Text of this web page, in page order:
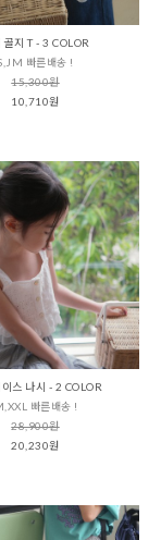
골지 T - 3 COLOR
빠른배송 !
15,300원
10,710원
이스 나시 - 2 COLOR
빠른배송 !
28,900원
20,230원